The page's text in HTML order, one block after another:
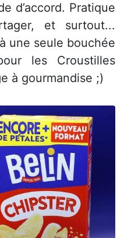
d’accord. Pratique
et surtout...
une seule bouchée
les Croustilles
à gourmandise ;)